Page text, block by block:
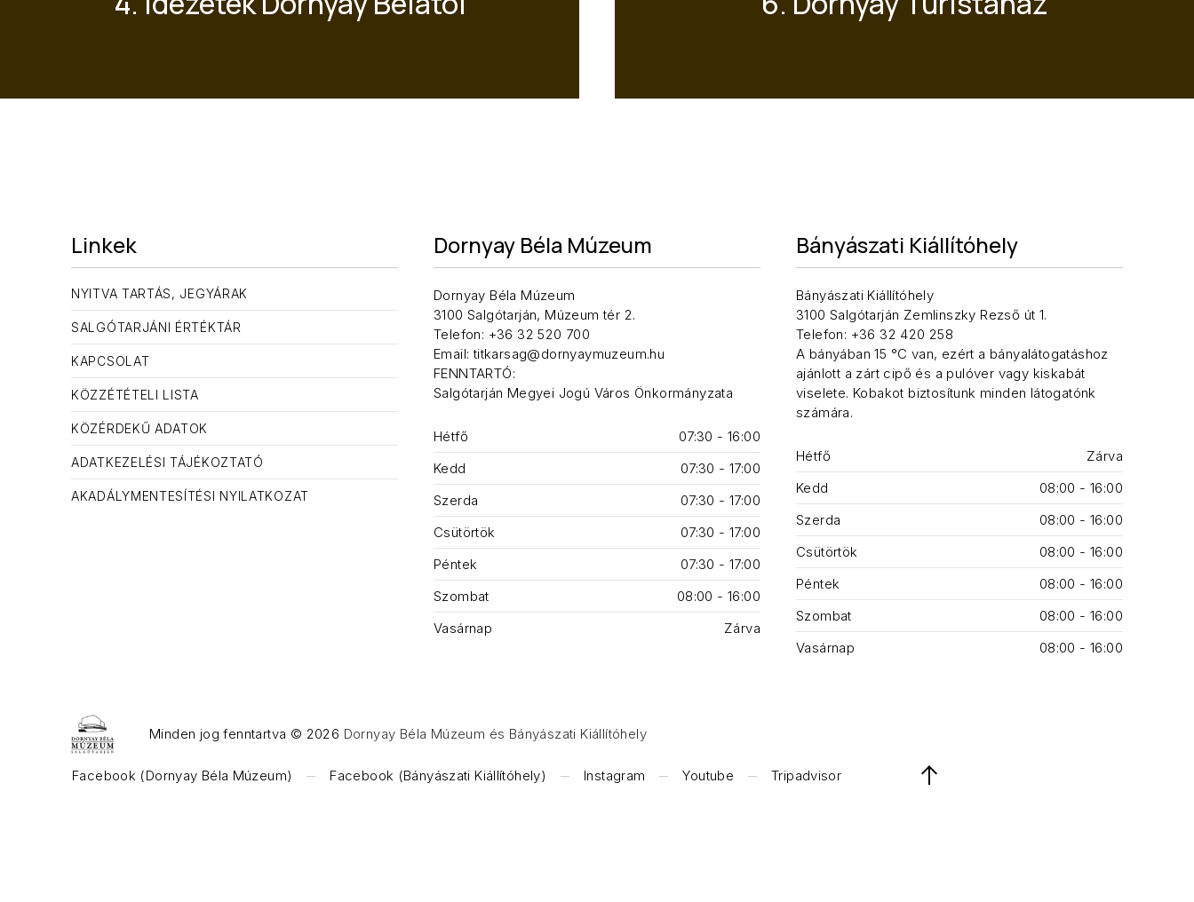
Linkek
NYITVA TARTÁS, JEGYÁRAK
SALGÓTARJÁNI ÉRTÉKTÁR
KAPCSOLAT
KÖZZÉTÉTELI LISTA
KÖZÉRDEKŰ ADATOK
ADATKEZELÉSI TÁJÉKOZTATÓ
AKADÁLYMENTESÍTÉSI NYILATKOZAT
Dornyay Béla Múzeum
Dornyay Béla Múzeum
3100 Salgótarján, Múzeum tér 2.
Telefon: +36 32 520 700
Email: titkarsag@dornyaymuzeum.hu
FENNTARTÓ:
Salgótarján Megyei Jogú Város Önkormányzata
Hétfő
07:30 - 16:00
Kedd
07:30 - 17:00
Szerda
07:30 - 17:00
Csütörtök
07:30 - 17:00
Péntek
07:30 - 17:00
Szombat
08:00 - 16:00
Vasárnap
Zárva
Bányászati Kiállítóhely
Bányászati Kiállítóhely
3100 Salgótarján Zemlinszky Rezső út 1.
Telefon: +36 32 420 258
A bányában 15 °C van, ezért a bányalátogatáshoz
ajánlott a zárt cipő és a pulóver vagy kiskabát
viselete. Kobakot biztosítunk minden látogatónk
számára.
Hétfő
Zárva
Kedd
08:00 - 16:00
Szerda
08:00 - 16:00
Csütörtök
08:00 - 16:00
Péntek
08:00 - 16:00
Szombat
08:00 - 16:00
Vasárnap
08:00 - 16:00
Minden jog fenntartva © 2026 Dornyay Béla Múzeum és Bányászati Kiállítóhely
Facebook (Dornyay Béla Múzeum)
Facebook (Bányászati Kiállítóhely) Instagram Youtube
Tripadvisor